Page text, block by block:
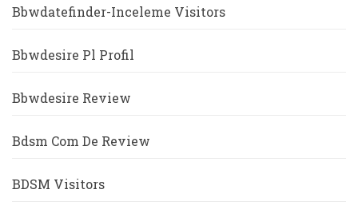
Bbwdatefinder-Inceleme Visitors
Bbwdesire Pl Profil
Bbwdesire Review
Bdsm Com De Review
BDSM Visitors